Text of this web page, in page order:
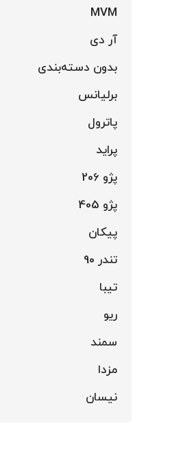
MVM
آر دی
بدون دسته‌بندی
برلیانس
پاترول
پراید
پژو 206
پژو 405
پیکان
تندر 90
تیبا
ریو
سمند
مزدا
نیسان